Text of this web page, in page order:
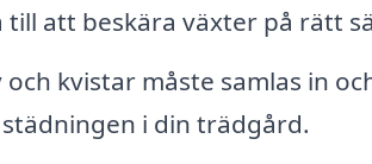
att beskära växter på rätt
kvistar måste samlas in
i din trädgård.